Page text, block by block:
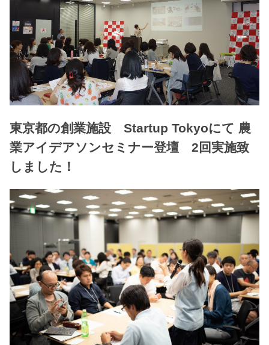
東京都の創業施設 Startup Tokyoにて 農
業アイデアソンセミナー登壇 2回実施致
しました！